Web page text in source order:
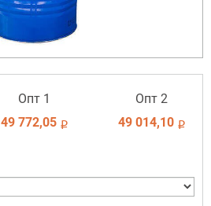
Опт 1
49 772,05 i
Опт 2
49 014,10 i